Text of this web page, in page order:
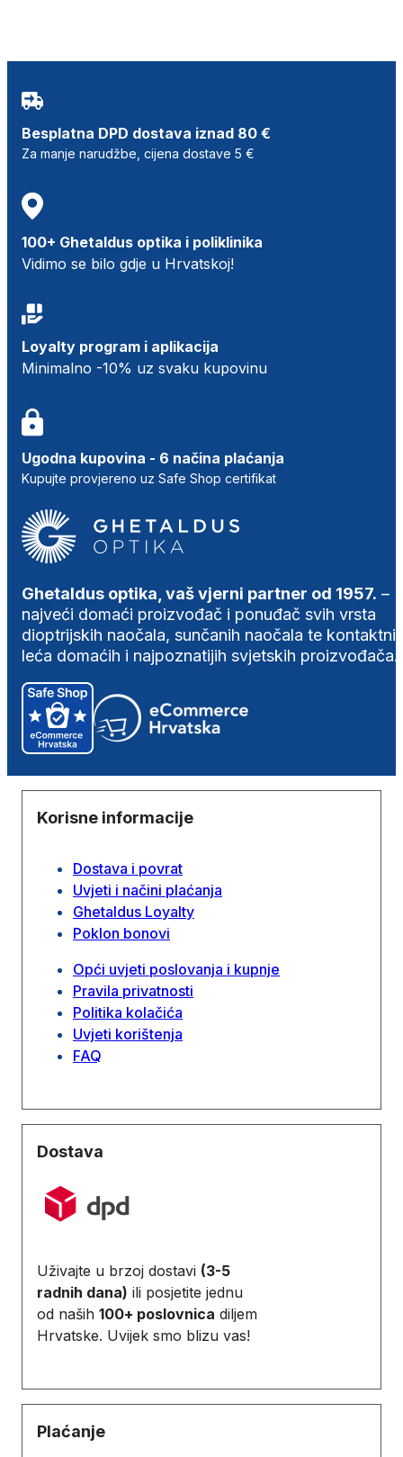
Besplatna DPD dostava iznad 80 €
Za manje narudžbe, cijena dostave 5 €
100+ Ghetaldus optika i poliklinika
Vidimo se bilo gdje u Hrvatskoj!
Loyalty program i aplikacija
Minimalno -10% uz svaku kupovinu
Ugodna kupovina - 6 načina plaćanja
Kupujte provjereno uz Safe Shop certifikat
Ghetaldus optika, vaš vjerni partner od 1957. –
najveći domaći proizvođač i ponuđač svih vrsta
dioptrijskih naočala, sunčanih naočala te
leća domaćih i najpoznatijih svjetskih proizvođača.
Korisne informacije
Dostava i povrat
Uvjeti i načini plaćanja
Ghetaldus Loyalty
Poklon bonovi
Opći uvjeti poslovanja i kupnje
Pravila privatnosti
Politika kolačića
Uvjeti korištenja
FAQ
Dostava
Uživajte u brzoj dostavi (3-5
radnih dana) ili posjetite jednu
od naših 100+ poslovnica diljem
Hrvatske. Uvijek smo blizu vas!
Plaćanje